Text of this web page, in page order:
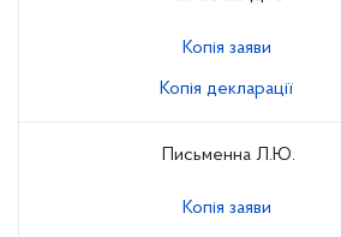
Копія заяви
Копія декларації
Письменна Л.Ю.
Копія заяви